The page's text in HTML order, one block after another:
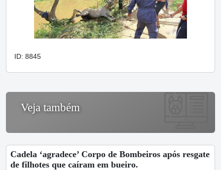
ID: 8845
Veja também
Cadela ‘agradece’ Corpo de Bombeiros após resgate
de filhotes que caíram em bueiro.